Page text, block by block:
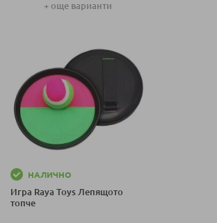
+ още варианти
НАЛИЧНО
Игра Raya Toys Лепящото
топче